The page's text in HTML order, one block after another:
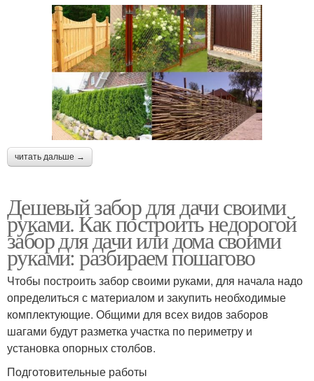
читать дальше →
Дешевый забор для дачи своими
руками. Как построить недорогой
забор для дачи или дома своими
руками: разбираем пошагово
Чтобы построить забор своими руками, для начала надо
определиться с материалом и закупить необходимые
комплектующие. Общими для всех видов заборов
шагами будут разметка участка по периметру и
установка опорных столбов.
Подготовительные работы